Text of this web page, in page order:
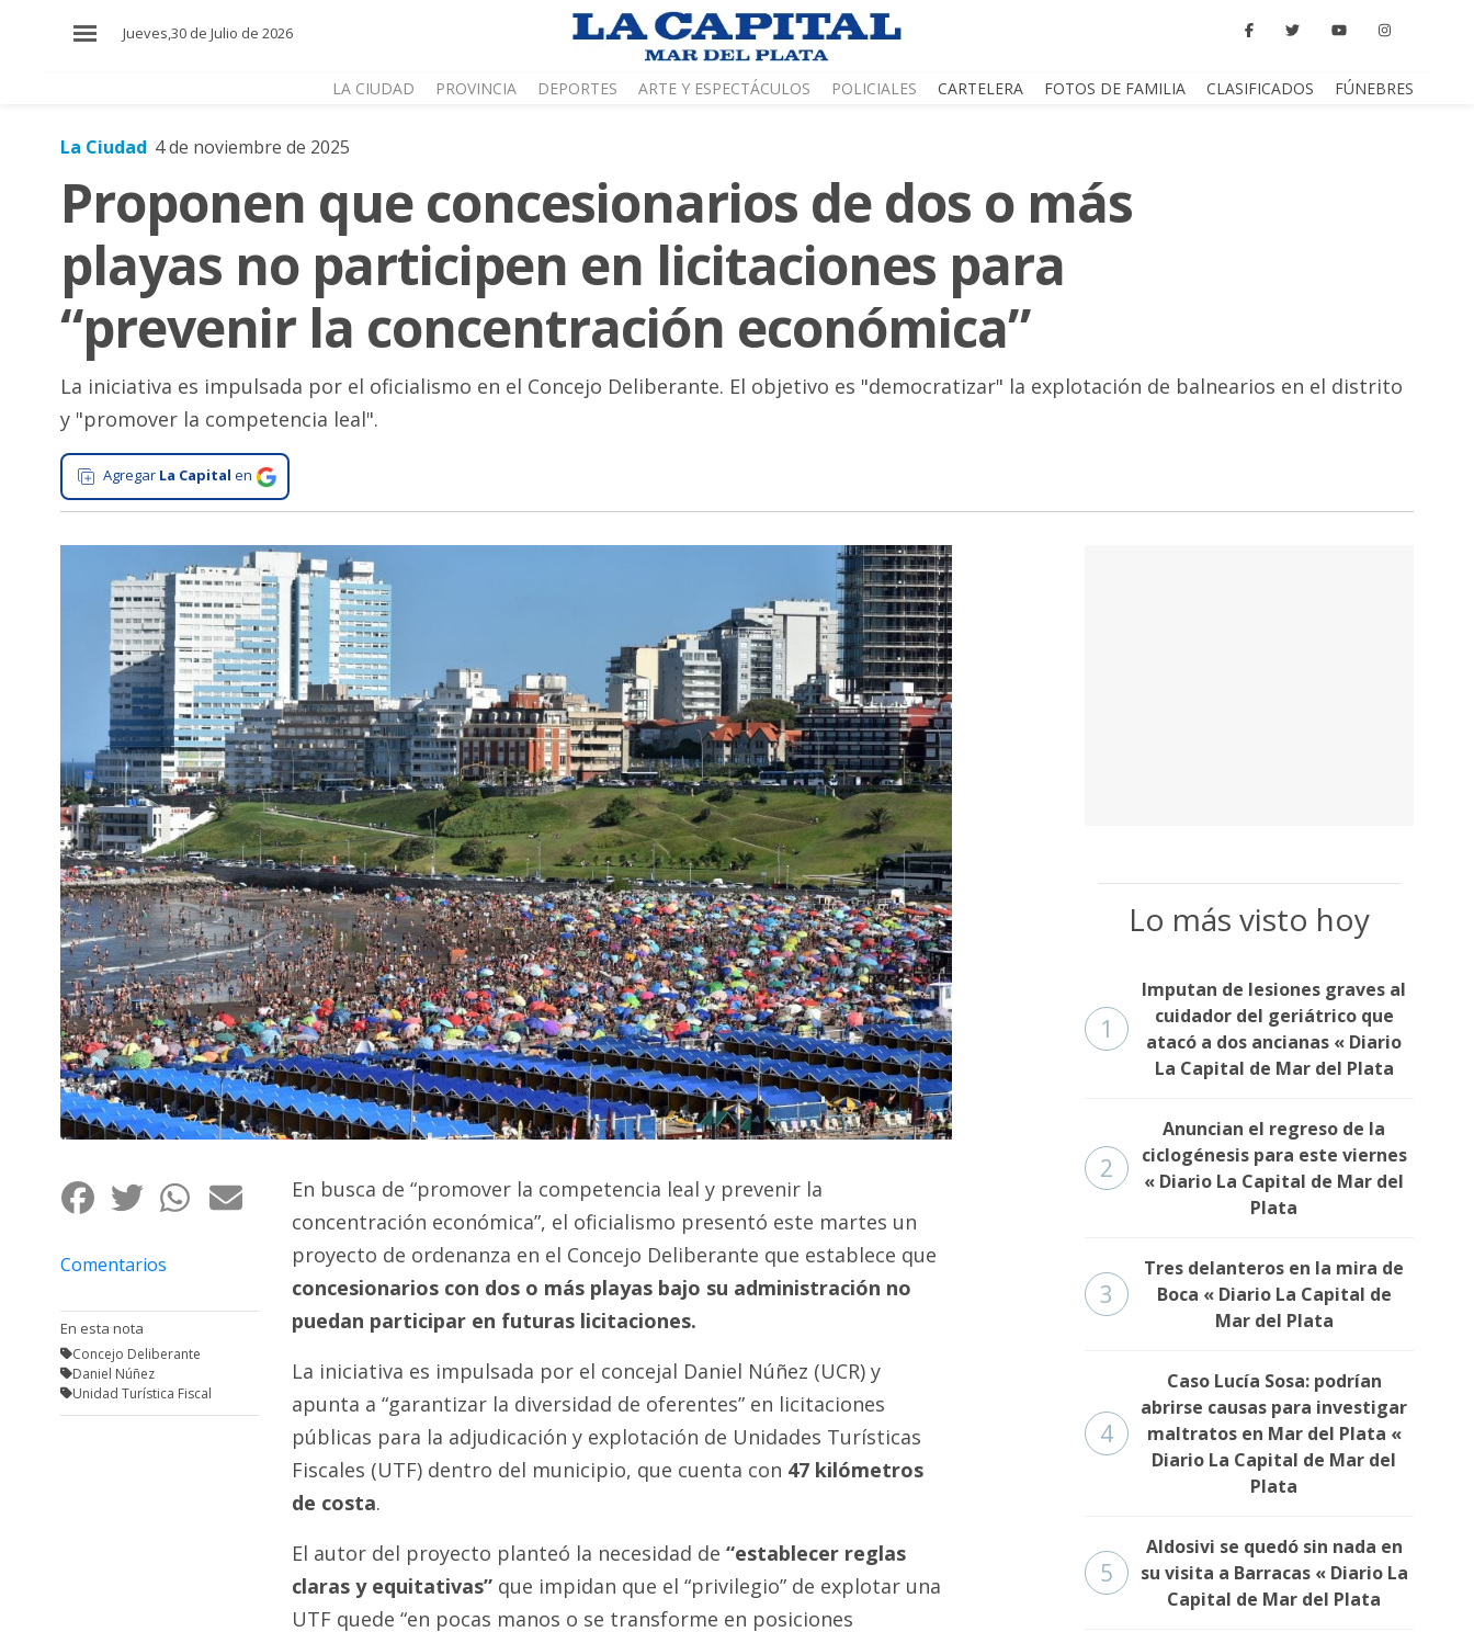
Jueves,30 de Julio de 2026
LA CIUDAD PROVINCIA DEPORTES ARTE Y ESPECTÁCULOS POLICIALES CARTELERA FOTOS DE FAMILIA CLASIFICADOS FÚNEBRES
Zona
Tecnología
Gastronomía
General
Espectáculos
Policiales
Cartelera
Fotos
Familia
Clasificados
Fúnebres
La Ciudad 4 de noviembre de 2025
Proponen que concesionarios de dos o más
playas no participen en licitaciones para
“prevenir la concentración económica”
La iniciativa es impulsada por el oficialismo en el Concejo Deliberante. El objetivo es "democratizar" la explotación de balnearios en el distrito
y "promover la competencia leal".
Agregar La Capital en
Comentarios
En esta nota
Concejo Deliberante
Daniel Núñez
Unidad Turística Fiscal
En busca de “promover la competencia leal y prevenir la
concentración económica”, el oficialismo presentó este martes un
proyecto de ordenanza en el Concejo Deliberante que establece que
concesionarios con dos o más playas bajo su administración no
puedan participar en futuras licitaciones.
La iniciativa es impulsada por el concejal Daniel Núñez (UCR) y
apunta a “garantizar la diversidad de oferentes” en licitaciones
públicas para la adjudicación y explotación de Unidades Turísticas
Fiscales (UTF) dentro del municipio, que cuenta con 47 kilómetros
de costa.
El autor del proyecto planteó la necesidad de “establecer reglas
claras y equitativas”que impidan que el “privilegio” de explotar una
UTF quede “en pocas manos o se transforme en posiciones
Lo más visto hoy
1
Imputan de lesiones graves al
cuidador del geriátrico que
atacó a dos ancianas « Diario
La Capital de Mar del Plata
2
Anuncian el regreso de la
ciclogénesis para este viernes
« Diario La Capital de Mar del
Plata
3
Tres delanteros en la mira de
Boca « Diario La Capital de
Mar del Plata
4
Caso Lucía Sosa: podrían
abrirse causas para investigar
maltratos en Mar del Plata «
Diario La Capital de Mar del
Plata
5
Aldosivi se quedó sin nada en
su visita a Barracas « Diario La
Capital de Mar del Plata